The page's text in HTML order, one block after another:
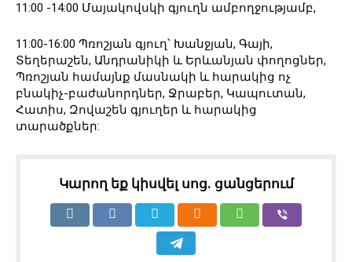
11:00 -14:00 Մայակովսկի գյուղն ամբողջությամբ,
11:00-16:00 Պռոշյան գյուղ՝ Խանջյան, Գայի,
Տեղերաշեն, Անդրանիկի և Երևանյան փողոցներ,
Պռոշյան համայնք մասնակի և հարակից ոչ
բնակիչ-բաժանորդներ, Ջրաբեր, Կապուտան,
Հատիս, Զովաշեն գյուղեր և հարակից
տարածքներ:
Կարող եք կիսվել սոց․ ցանցերում